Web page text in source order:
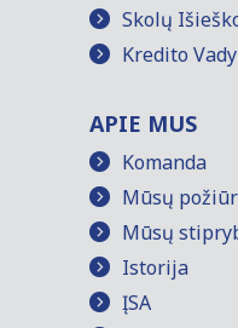
Skolų
Kredito
APIE MUS
Komanda
Mūsų
Mūsų
Istorija
ĮSA